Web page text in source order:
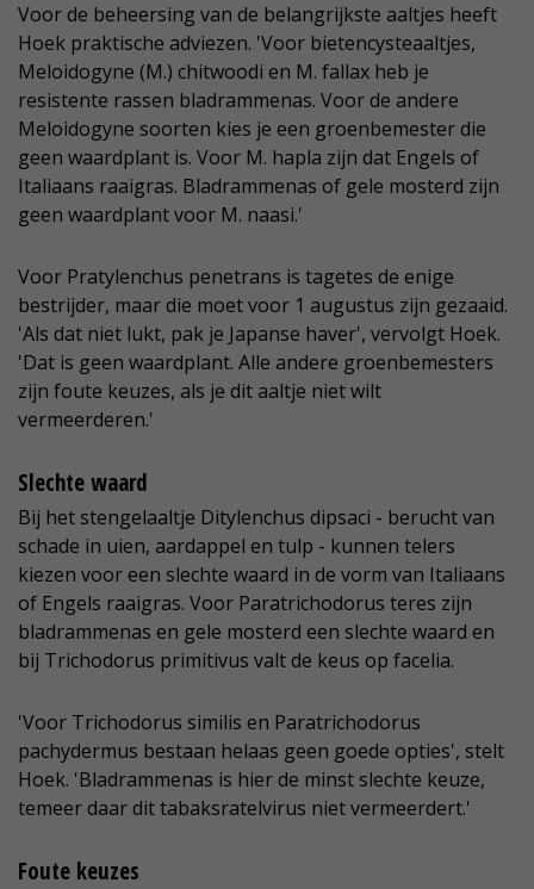
Voor de beheersing van de belangrijkste aaltjes heeft
Hoek praktische adviezen. 'Voor bietencysteaaltjes,
Meloidogyne (M.) chitwoodi en M. fallax heb je
resistente rassen bladrammenas. Voor de andere
Meloidogyne soorten kies je een groenbemester die
geen waardplant is. Voor M. hapla zijn dat Engels of
Italiaans raaigras. Bladrammenas of gele mosterd zijn
geen waardplant voor M. naasi.'
Voor Pratylenchus penetrans is tagetes de enige
bestrijder, maar die moet voor 1 augustus zijn gezaaid.
'Als dat niet lukt, pak je Japanse haver', vervolgt Hoek.
'Dat is geen waardplant. Alle andere groenbemesters
zijn foute keuzes, als je dit aaltje niet wilt
vermeerderen.'
Slechte waard
Bij het stengelaaltje Ditylenchus dipsaci - berucht van
schade in uien, aardappel en tulp - kunnen telers
kiezen voor een slechte waard in de vorm van Italiaans
of Engels raaigras. Voor Paratrichodorus teres zijn
bladrammenas en gele mosterd een slechte waard en
bij Trichodorus primitivus valt de keus op facelia.
'Voor Trichodorus similis en Paratrichodorus
pachydermus bestaan helaas geen goede opties', stelt
Hoek. 'Bladrammenas is hier de minst slechte keuze,
temeer daar dit tabaksratelvirus niet vermeerdert.'
Foute keuzes